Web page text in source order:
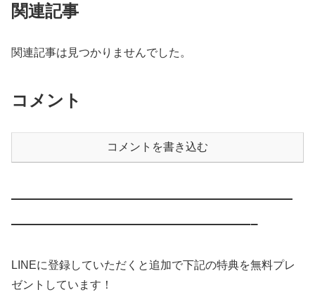
関連記事
関連記事は見つかりませんでした。
コメント
コメントを書き込む
————————————————————
—————————————————–
LINEに登録していただくと追加で下記の特典を無料プレ
ゼントしています！